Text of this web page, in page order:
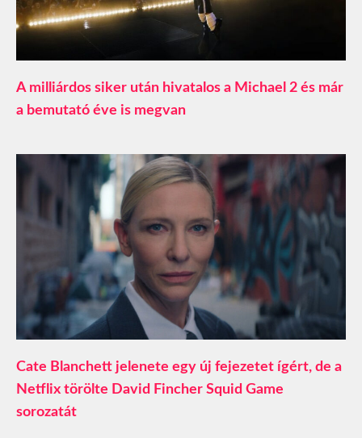
A milliárdos siker után hivatalos a Michael 2 és már
a bemutató éve is megvan
Cate Blanchett jelenete egy új fejezetet ígért, de a
Netflix törölte David Fincher Squid Game
sorozatát